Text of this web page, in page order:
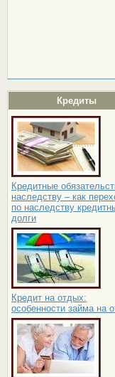
Кредиты
Кредитные
наследству – как
по наследству
долги
Кредит на отдых:
особенности займа на